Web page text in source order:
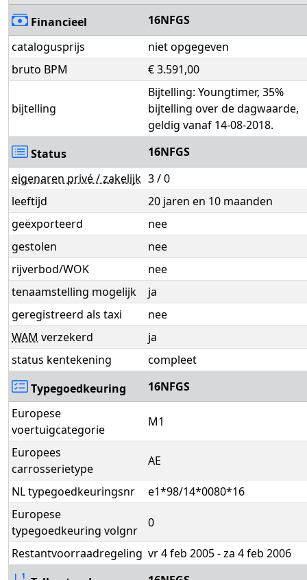
Financieel
16NFGS
catalogusprijs
niet opgegeven
bruto BPM
€ 3.591,00
bijtelling
Bijtelling: Youngtimer, 35%
bijtelling over de dagwaarde,
geldig vanaf 14-08-2018.
Status
16NFGS
eigenaren privé / zakelijk 3 / 0
leeftijd
20 jaren en 10 maanden
geëxporteerd
nee
gestolen
nee
rijverbod/WOK
nee
tenaamstelling mogelijk
ja
geregistreerd als taxi
nee
WAM verzekerd
ja
status kentekening
compleet
Typegoedkeuring
16NFGS
Europese
voertuigcategorie
M1
Europees
carrosserietype
AE
NL typegoedkeuringsnr
e1*98/14*0080*16
Europese
typegoedkeuring volgnr
0
Restantvoorraadregeling vr 4 feb 2005 - za 4 feb 2006